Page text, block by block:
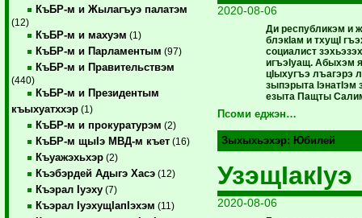
КъБР-м и Жылагъуэ палатэм
(12)
КъБР-м и махуэм (1)
КъБР-м и Парламентым (97)
КъБР-м и Правительствэм
(440)
КъБР-м и Президентым
къыхуатххэр (1)
КъБР-м и прокуратурэм (2)
КъБР-м щыIэ МВД-м къет (16)
Къуажэхьхэр (2)
Къэбэрдей Адыгэ Хасэ (12)
Къэрал Iуэху (7)
Къэрал IуэхущIапIэхэм (11)
2020-08-06
Ди республикэм и
блэкIам и тхущI
социалист
игъэIуащ. Абыхэм
цIыхугъэ лъагэрэ
зыпэрыта IэнатIэм
езыта Пащты
Псоми еджэн…
Зыхыхьэхэр: Юбилей
УзэщIакIуэ
2020-08-06